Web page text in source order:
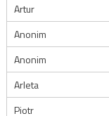
Artur
Anonim
Anonim
Arleta
Piotr